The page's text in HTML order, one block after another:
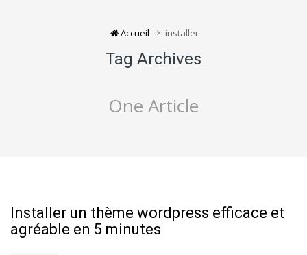
Accueil installer
Tag Archives
One Article
Installer un thème wordpress efficace et
agréable en 5 minutes